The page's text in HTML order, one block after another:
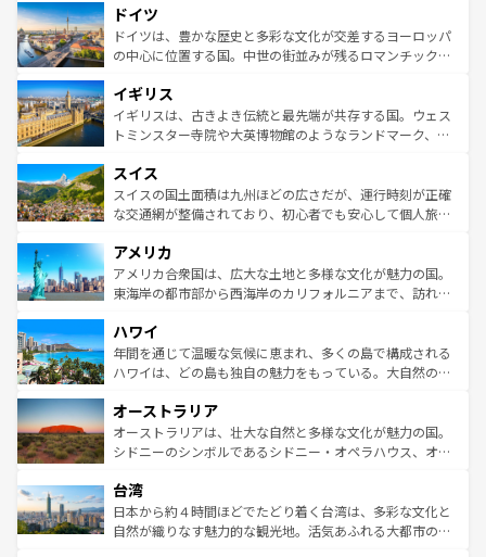
せる。地方によって風土や気候が異なるスペインはその個
性で訪れる人を魅了する。 なお、新着のスペイン情報は コ
ンテンツ一覧を参照してほしい。
で、幅広い魅力が詰まっている。華麗な宮殿、歴史的な大
聖堂、美しいビーチ、そして豊かな自然が、訪れる者を心
から魅了する。また、フランスは美食の国としても知ら
いる。シャンパンの発祥地であるランス、プロヴァンスの
香り高いラベンダー畑など、多彩な楽しみ方が可能だ。さ
らに、パリ以外の地域にも魅力が溢れており、どの街角に
れる地方に足を運ぶとそれぞれで全く異なる文化を体験で
きるだろう。 なお、新着のフランス情報はコンテンツ一覧
を参照してほしい。
ドイツ
ドイツは、豊かな歴史と多彩な文化が交差するヨーロッパ
の中心に位置する国。中世の街並みが残るロマンチック街
顔を持つこの国は、どこを歩いても飽きることがない。ベ
ルリンの文化的活気、バイエルン州のアルプスの絶景、そ
してライン川沿いのワイン畑といった風景は必見。ビール
は、お酒好きな人にはぜひ体験してほしい。 なお、新着の
ドイツ情報はコンテンツ一覧を参照してほしい。
イギリス
イギリスは、古きよき伝統と最先端が共存する国。ウェス
トミンスター寺院や大英博物館のようなランドマーク、歴
リアごとに異なる魅力がある。また、優雅なアフタヌーン
ティー、ビール好きにはたまらない英国パブ、サッカー観
戦など、本場だからこそできる体験も豊富。イギリスを旅
ンツ一覧を参照してほしい。
スイス
スイスの国土面積は九州ほどの広さだが、運行時刻が正確
な交通網が整備されており、初心者でも安心して個人旅行
の建物がそのまま残る町や、スイスならではのユニークな
博物館もあり、アルプス観光だけでなく町歩きも満喫する
ことができる。国民の所得が高いため物価も高いが、旅行
ば市内交通費無料で観光を楽しむこともできる。 なお、新
着のスイス情報はコンテンツ一覧 を参照してほしい。
アメリカ
アメリカ合衆国は、広大な土地と多様な文化が魅力の国。
東海岸の都市部から西海岸のカリフォルニアまで、訪れる
のような巨大都市は、観光、ショッピング、エンターテイ
ンメントが詰まった刺激的なスポットだ。一方、アメリカ
西部には大自然が広がり、グランドキャニオンやイエロー
部のニューオーリンズでは、音楽と美食が融合した独特の
文化が魅力。旅行者はアメリカの各地域で異なる魅力を楽
しみながら、その多様性と豊かな歴史を感じることができ
ならではの贅沢な旅のスタイルだ。 なお、新着のアメリカ
情報はコンテンツ一覧を参照してほしい。
ハワイ
年間を通じて温暖な気候に恵まれ、多くの島で構成される
ハワイは、どの島も独自の魅力をもっている。大自然の神
ワイ島は見逃せない。また、定番の観光地といえばオアフ
島だが、静かな自然を求めるならマウイ島やカウアイ島が
おすすめ。エメラルドグリーンに輝く海をはじめ、豊かな
れるおもてなしの心で訪れる人々を迎えてくれるハワイの
人々、おいしいローカルフードやハワイアンミュージッ
ク、伝統的なフラダンスなど、すべてがハワイの魅力を彩
オーストラリア
オーストラリアは、壮大な自然と多様な文化が魅力の国。
シドニーのシンボルであるシドニー・オペラハウス、オー
リアリーフや大陸中央部にそびえるウルル（エアーズロッ
ク）、タスマニアの美しい原生林やケアンズの熱帯雨林な
ど、見どころがたくさん。また、カフェやワイン、オージ
台湾
日本から約４時間ほどでたどり着く台湾は、多彩な文化と
自然が織りなす魅力的な観光地。活気あふれる大都市の台